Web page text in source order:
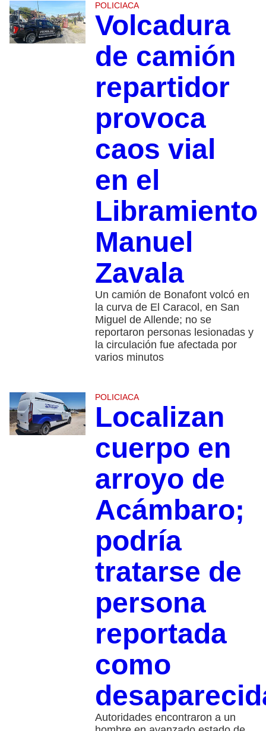
POLICIACA
Volcadura
de camión
repartidor
provoca
caos vial
en el
Libramiento
Manuel
Zavala
Un camión de Bonafont volcó en
la curva de El Caracol, en San
Miguel de Allende; no se
reportaron personas lesionadas y
la circulación fue afectada por
varios minutos
POLICIACA
Localizan
cuerpo en
arroyo de
Acámbaro;
podría
tratarse de
persona
reportada
como
Autoridades encontraron a un